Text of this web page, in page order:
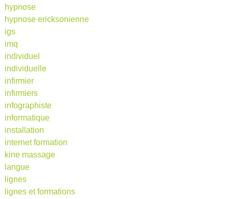
hypnose
hypnose ericksonienne
igs
imq
individuel
individuelle
infirmier
infirmiers
infographiste
informatique
installation
internet formation
kine massage
langue
lignes
lignes et formations